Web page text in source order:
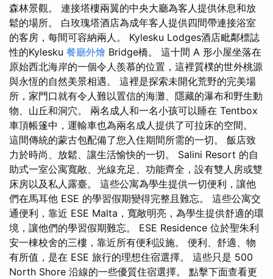
森林景觀。 連接塔樓兩翼的中央大廳為客人提供休息和放
鬆的場所。 白玫瑰塔酒店為成年客人提供四間帶連接浴室
的客房，每間可容納兩人。 Kylesku Lodges酒店毗鄰標誌
性的Kylesku 餐廳外燴 Bridge橋。 這十間 A 形小屋坐落在
原始西北海岸的一個令人羨慕的位置，這裡質樸的世外桃源
與永恆的自然美景相遇。 這裡是探索未開化荒野的完美場
所，家門口就有令人難以置信的海灘、隱藏的瀑布和野生動
物、山丘和洞穴。 兩名成人和一名小孩可以睡在 Tentbox
車頂帳篷中，運輸車也為兩名成人提供了可拉床的空間。
這間傳統的蒙古包配備了您入住期間所需的一切。 飯店致
力於時尚、放鬆、讓生活愉快的一切。 Salini Resort 的自
助式一室公寓寬敞、光線充足、功能齊全，設有雙人房或雙
床房以及私人露臺。 這些公寓為學生提供一切便利，讓他
們在馬耳他 ESE 的學習假期變得完整且難忘。 這些公寓交
通便利，靠近 ESE Malta，寬敞明亮，為學生提供舒適的環
境，讓他們的學習假期難忘。 ESE Residence 位於聖朱利
安一棟校舍的三樓，靠近所有便利設施。 便利、舒適、物
有所值，是在 ESE 旅行的理想住宿選擇。 這些只是 500
North Shore 沿線的一些優質住宿選擇。 點擊下面查看更